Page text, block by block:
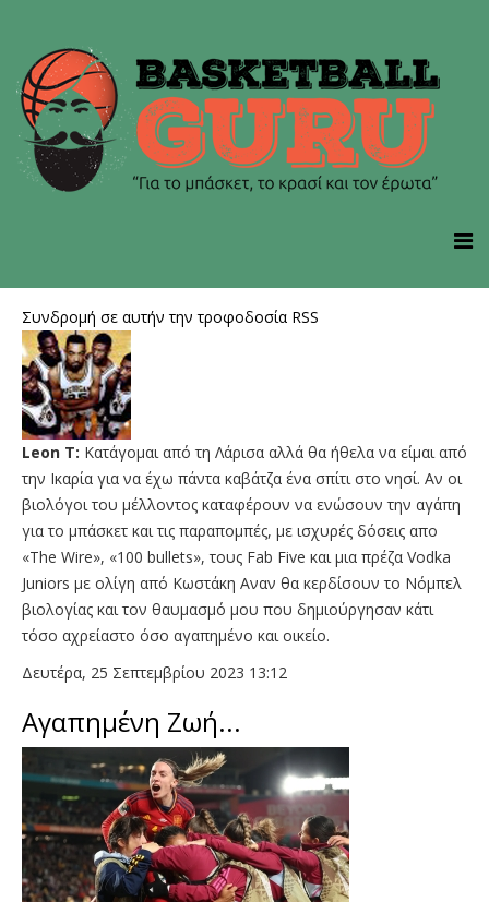
Συνδρομή σε αυτήν την τροφοδοσία RSS
Leon T: Κατάγομαι από τη Λάρισα αλλά θα ήθελα να είμαι από
την Ικαρία για να έχω πάντα καβάτζα ένα σπίτι στο νησί. Αν οι
βιολόγοι του μέλλοντος καταφέρουν να ενώσουν την αγάπη
για το μπάσκετ και τις παραπομπές, με ισχυρές δόσεις απο
«The Wire», «100 bullets», τους Fab Five και μια πρέζα Vodka
Juniors με ολίγη από Κωστάκη Αναν θα κερδίσουν το Νόμπελ
βιολογίας και τον θαυμασμό μου που δημιούργησαν κάτι
τόσο αχρείαστο όσο αγαπημένο και οικείο.
Δευτέρα, 25 Σεπτεμβρίου 2023 13:12
Αγαπημένη Ζωή...